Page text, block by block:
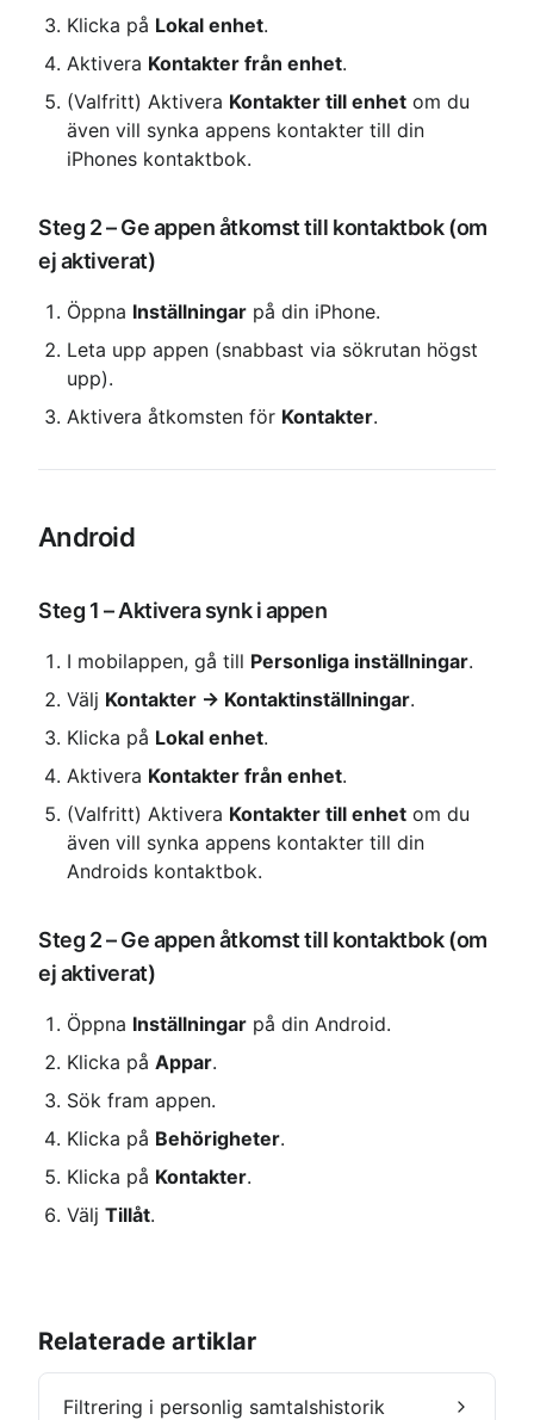
Klicka på Lokal enhet.
Aktivera Kontakter från enhet.
(Valfritt) Aktivera Kontakter till enhet om du
även vill synka appens kontakter till din
iPhones kontaktbok.
Steg 2 – Ge appen åtkomst till kontaktbok (om
ej aktiverat)
Öppna Inställningar på din iPhone.
Leta upp appen (snabbast via sökrutan högst
upp).
Aktivera åtkomsten för Kontakter.
Android
Steg 1 – Aktivera synk i appen
I mobilappen, gå till Personliga inställningar.
Välj Kontakter → Kontaktinställningar.
Klicka på Lokal enhet.
Aktivera Kontakter från enhet.
(Valfritt) Aktivera Kontakter till enhet om du
även vill synka appens kontakter till din
Androids kontaktbok.
Steg 2 – Ge appen åtkomst till kontaktbok (om
ej aktiverat)
Öppna Inställningar på din Android.
Klicka på Appar.
Sök fram appen.
Klicka på Behörigheter.
Klicka på Kontakter.
Välj Tillåt.
Relaterade artiklar
Filtrering i personlig samtalshistorik